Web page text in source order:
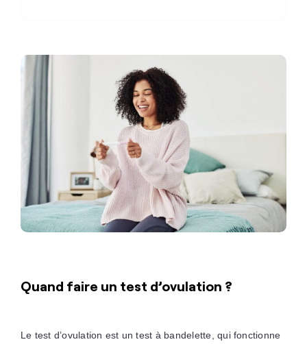
Quand faire un test d’ovulation ?
Le test d’ovulation est un test à bandelette, qui fonctionne